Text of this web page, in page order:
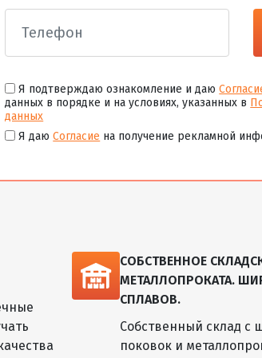
82,43 А, Б ПН,
ПН,
90,28 А, Б ПН,
94,20 — ПН,
— ПН,
109,90 — ПН,
Я подтверждаю ознакомление и даю
данных в порядке и на условиях, указанных в
данных
Я даюСогласие на получение рекламной
СОБСТВЕННОЕ
МЕТАЛЛОПРОКАТА.
СПЛАВОВ.
Собственный склад с
поковок и